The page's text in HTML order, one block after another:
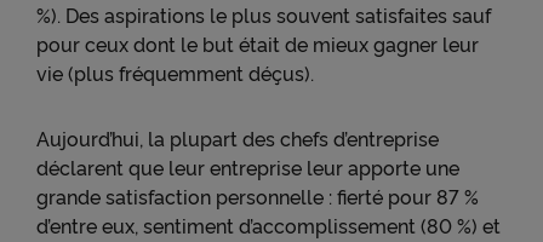
%). Des aspirations le plus souvent satisfaites sauf
pour ceux dont le but était de mieux gagner leur
vie (plus fréquemment déçus).
Aujourd’hui, la plupart des chefs d’entreprise
déclarent que leur entreprise leur apporte une
grande satisfaction personnelle : fierté pour 87 %
d’entre eux, sentiment d’accomplissement (80 %) et